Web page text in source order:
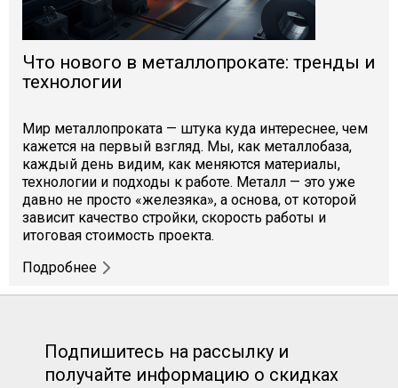
Что нового в металлопрокате: тренды и
технологии
Мир металлопроката — штука куда интереснее, чем
кажется на первый взгляд. Мы, как металлобаза,
каждый день видим, как меняются материалы,
технологии и подходы к работе. Металл — это уже
давно не просто «железяка», а основа, от которой
зависит качество стройки, скорость работы и
итоговая стоимость проекта.
Подробнее
Подпишитесь на рассылку и
получайте информацию о скидках